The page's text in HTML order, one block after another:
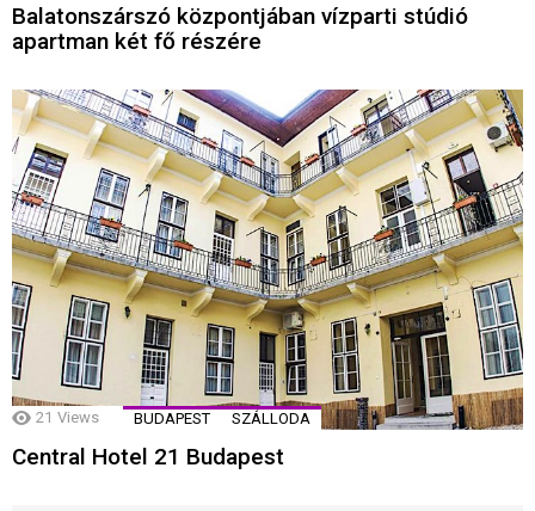
Balatonszárszó központjában vízparti stúdió
apartman két fő részére
21 Views BUDAPEST SZÁLLODA
Central Hotel 21 Budapest